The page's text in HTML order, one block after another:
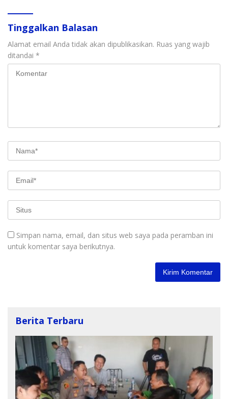
Tinggalkan Balasan
Alamat email Anda tidak akan dipublikasikan. Ruas yang wajib
ditandai *
Simpan nama, email, dan situs web saya pada peramban ini
untuk komentar saya berikutnya.
Berita Terbaru